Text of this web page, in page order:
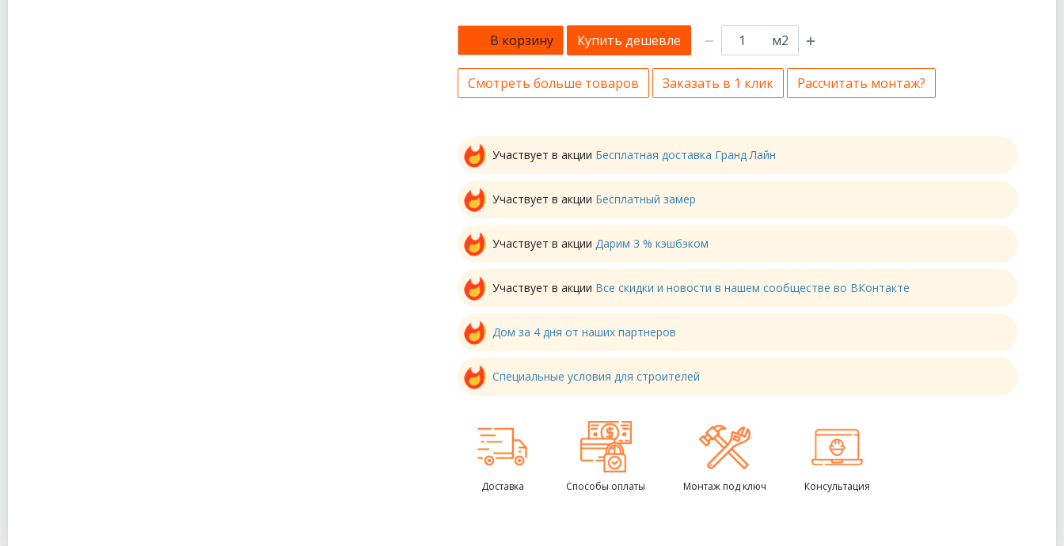
В корзину Купить дешевле м2
Смотреть больше товаров Заказать в 1 клик Рассчитать монтаж?
Участвует в акции Бесплатная доставка Гранд Лайн
Участвует в акции Бесплатный замер
Участвует в акции Дарим 3 % кэшбэком
Участвует в акции Все скидки и новости в нашем сообществе во ВКонтакте
Дом за 4 дня от наших партнеров
Специальные условия для строителей
Доставка Способы оплаты Монтаж под ключ Консультация